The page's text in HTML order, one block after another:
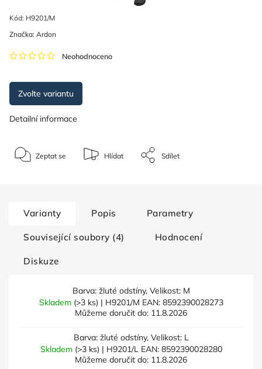
Kód: H9201/M
Neohodnoceno
Značka: Ardon
Zvolte variantu
Detailní informace
Zeptat se Hlídat Sdílet
Varianty Popis Parametry
Související soubory (4) Hodnocení
Diskuze
Barva: žluté odstíny, Velikost: M
Skladem (>3 ks) | H9201/M EAN: 8592390028273
Můžeme doručit do: 11.8.2026
Barva: žluté odstíny, Velikost: L
Skladem (>3 ks) | H9201/L EAN: 8592390028280
Můžeme doručit do: 11.8.2026